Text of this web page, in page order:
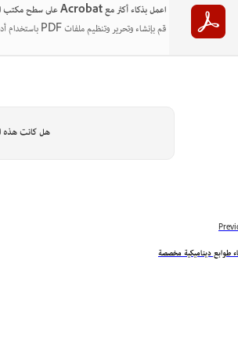
اعمل بذكاء أكثر مع Acrobat على سطح مكتب الكمبيوتر الخاص بك
قم بإنشاء وتحرير وتنظيم ملفات PDF باستخدام أدوات قوية تساعدك على الإنتاج في أي مكان.
هل كانت هذه
طوابع ديناميكية مخصصة